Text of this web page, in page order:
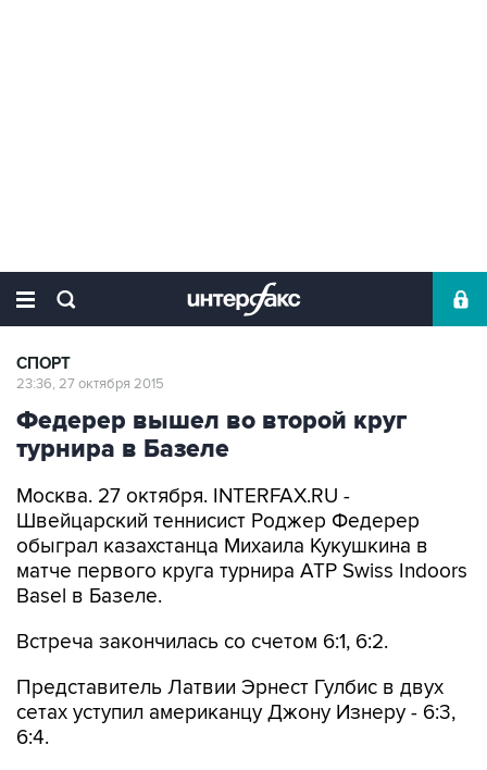
СПОРТ
23:36, 27 октября 2015
Федерер вышел во второй круг
турнира в Базеле
Москва. 27 октября. INTERFAX.RU -
Швейцарский теннисист Роджер Федерер
обыграл казахстанца Михаила Кукушкина в
матче первого круга турнира ATP Swiss Indoors
Basel в Базеле.
Встреча закончилась со счетом 6:1, 6:2.
Представитель Латвии Эрнест Гулбис в двух
сетах уступил американцу Джону Изнеру - 6:3,
6:4.